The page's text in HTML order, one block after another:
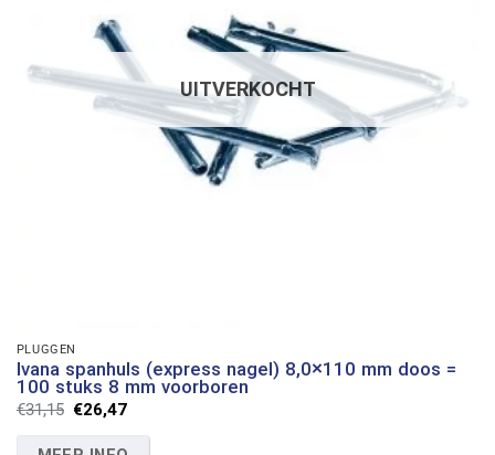
UITVERKOCHT
PLUGGEN
Ivana spanhuls (express nagel) 8,0×110 mm doos =
100 stuks 8 mm voorboren
€31,15 Oorspronkelijke
€26,47Huidige